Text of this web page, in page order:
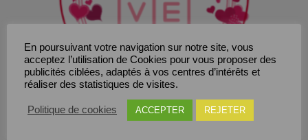
En poursuivant votre navigation sur notre site, vous
acceptez l’utilisation de Cookies pour vous proposer des
publicités ciblées, adaptés à vos centres d’intérêts et
réaliser des statistiques de visites.
Politique de cookies ACCEPTER REJETER